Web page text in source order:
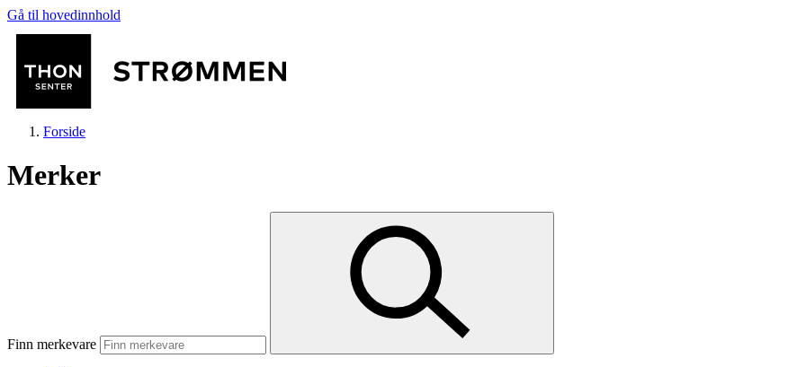
Gå til hovedinnhold
Mat og drikke
Forside
Merker
Finn merkevare